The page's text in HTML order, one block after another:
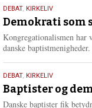
18.
maj
2026
DEBAT, KIRKELIV
Demokrati som
Kongregationalismen har
danske
18.
maj
2026
DEBAT, KIRKELIV
Baptister og
Danske baptister fik